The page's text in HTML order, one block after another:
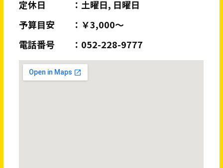
定休日
土曜日, 日曜日
予算目安
￥3,000～
電話番号
052-228-9777